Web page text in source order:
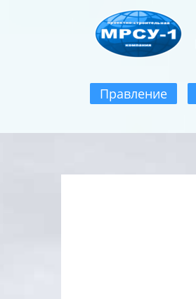
Правление